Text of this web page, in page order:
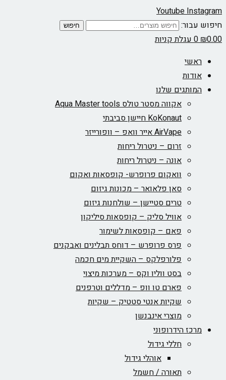
YoutubeInstagram
חיפוש עבור:
חיפוש
₪0.00
0עגלת קניות
ראשי
אודות
המותגים שלנו
אקווה מסטר טולס Aqua Master tools
KoKonaut חיישן סביבתי
AirVape אייר וואפ – וופורייזר
זרום – ניטרול ריחות
אונה – ניטרול ריחות
וואקום פרופרש- קופסאות ואקום
סאן פלאואר – מכונות גיזום
טרים סטיישן – שולחנות גיזום
אוויל סליק – קופסאות סיליקון
פאם – קופסאות לשימור
פרס פרופרש – דוחס תבלינים ואבקנים
פלורפלקס – השקיית מים חכמה
בסט ווליו וקס – מערכות מיצוי
פארם טו וופ – מדללים וטרפנים
שקיות אנטי סטטיק – שקיות
מוצרי אינבנשן
מרכז הידרופוני
חללי גידול
אוהלי גידול
תאורה / חשמל